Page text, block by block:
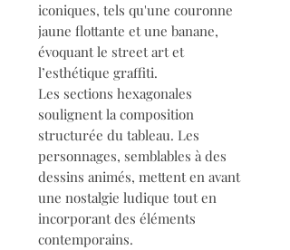
iconiques, tels qu'une couronne
jaune flottante et une banane,
évoquant le street art et
l’esthétique graffiti.
Les sections hexagonales
soulignent la composition
structurée du tableau. Les
personnages, semblables à des
dessins animés, mettent en avant
une nostalgie ludique tout en
incorporant des éléments
contemporains.